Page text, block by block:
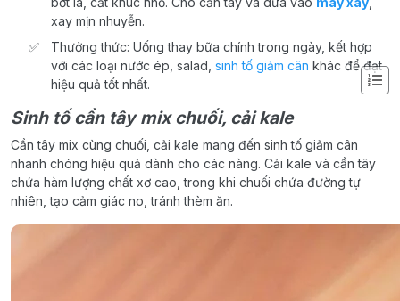
xay mịn nhuyễn.
Thưởng thức: Uống thay bữa chính trong ngày, kết hợp
với các loại nước ép, salad, sinh tố giảm cân khác để đạt
hiệu quả tốt nhất.
Sinh tố cần tây mix chuối, cải kale
Cần tây mix cùng chuối, cải kale mang đến sinh tố giảm cân
nhanh chóng hiệu quả dành cho các nàng. Cải kale và cần tây
chứa hàm lượng chất xơ cao, trong khi chuối chứa đường tự
nhiên, tạo cảm giác no, tránh thèm ăn.